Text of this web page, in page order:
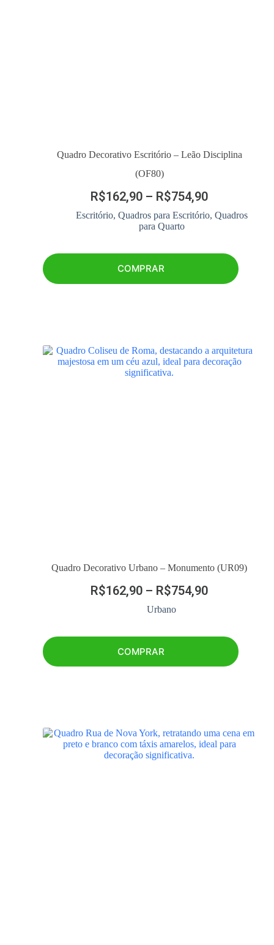
Quadro Decorativo Escritório – Leão Disciplina
(OF80)
R$162,90 – R$754,90
Escritório, Quadros para Escritório, Quadros
para Quarto
COMPRAR
Quadro Decorativo Urbano – Monumento (UR09)
R$162,90 – R$754,90
Urbano
COMPRAR